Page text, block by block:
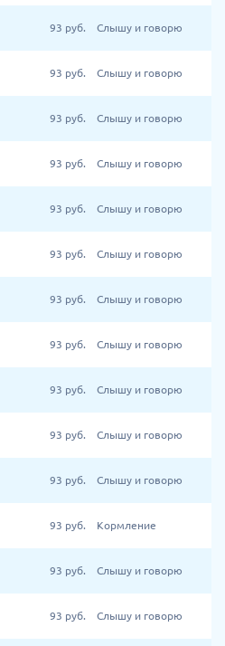
93 руб. Слышу и говорю
93 руб. Слышу и говорю
93 руб. Слышу и говорю
93 руб. Слышу и говорю
93 руб. Слышу и говорю
93 руб. Слышу и говорю
93 руб. Слышу и говорю
93 руб. Слышу и говорю
93 руб. Слышу и говорю
93 руб. Слышу и говорю
93 руб. Слышу и говорю
93 руб. Кормление
93 руб. Слышу и говорю
93 руб. Слышу и говорю